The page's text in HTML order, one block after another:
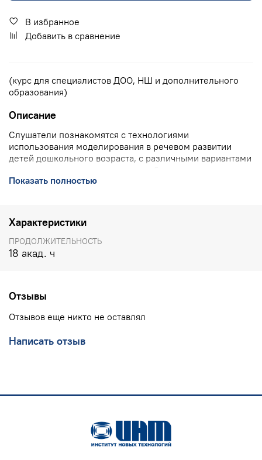
В избранное
Добавить в сравнение
(курс для специалистов ДОО, НШ и дополнительного
образования)
Описание
Слушатели познакомятся с технологиями
использования моделирования в речевом развитии
детей дошкольного возраста, с различными вариантами
рассказыванию.
КОНТАКТЫ УЧЕБНОГО ЦЕНТРА ИНТ:
(горячая линия, бесплатно по РФ), 8(903) 614 8579
(офис),training@int-edu.ru
Показать полностью
Характеристики
ПРОДОЛЖИТЕЛЬНОСТЬ
18 акад. ч
Отзывы
Отзывов еще никто не оставлял
Написать отзыв